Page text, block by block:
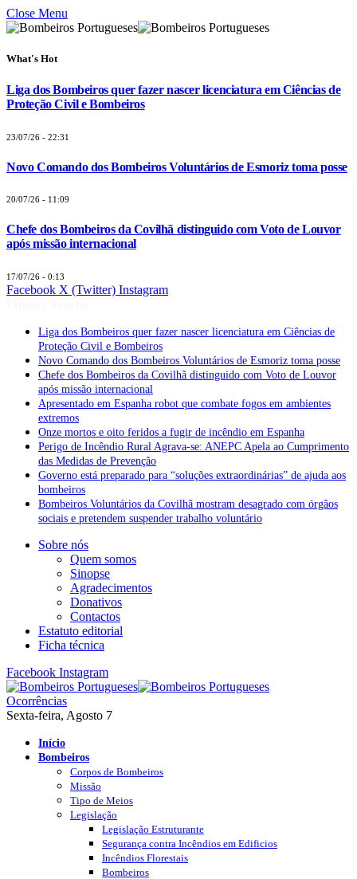
Close Menu
What's Hot
Liga dos Bombeiros quer fazer nascer licenciatura em Ciências de
Proteção Civil e Bombeiros
23/07/26 - 22:31
Novo Comando dos Bombeiros Voluntários de Esmoriz toma posse
20/07/26 - 11:09
Chefe dos Bombeiros da Covilhã distinguido com Voto de Louvor
após missão internacional
17/07/26 - 0:13
Facebook X (Twitter) Instagram
Liga dos Bombeiros quer fazer nascer licenciatura em Ciências de
Proteção Civil e Bombeiros
Novo Comando dos Bombeiros Voluntários de Esmoriz toma posse
Chefe dos Bombeiros da Covilhã distinguido com Voto de Louvor
após missão internacional
Apresentado em Espanha robot que combate fogos em ambientes
extremos
Onze mortos e oito feridos a fugir de incêndio em Espanha
Perigo de Incêndio Rural Agrava-se: ANEPC Apela ao Cumprimento
das Medidas de Prevenção
Governo está preparado para “soluções extraordinárias” de ajuda aos
bombeiros
Bombeiros Voluntários da Covilhã mostram desagrado com órgãos
sociais e pretendem suspender trabalho voluntário
Sobre nós
Quem somos
Sinopse
Agradecimentos
Donativos
Contactos
Estatuto editorial
Ficha técnica
Facebook Instagram
Ocorrências
Sexta-feira, Agosto 7
Início
Bombeiros
Corpos de Bombeiros
Missão
Tipo de Meios
Legislação
Legislação Estruturante
Segurança contra Incêndios em Edificios
Incêndios Florestais
Bombeiros